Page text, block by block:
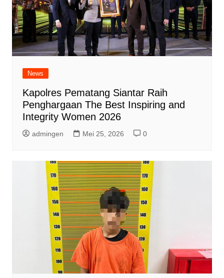
News
Kapolres Pematang Siantar Raih
Penghargaan The Best Inspiring and
Integrity Women 2026
admingen Mei 25, 2026 0